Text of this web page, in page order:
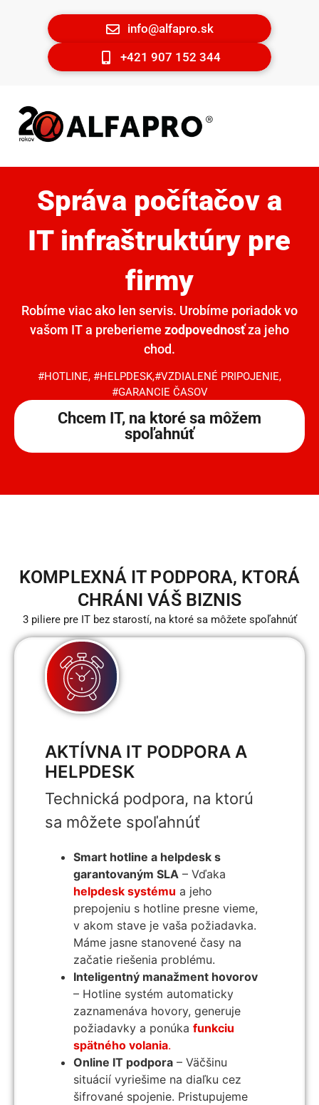
info@alfapro.sk
+421 907 152 344
Správa počítačov a
IT infraštruktúry pre
firmy
Robíme viac ako len servis. Urobíme poriadok vo
vašom IT a preberieme zodpovednosťza jeho
chod.
#HOTLINE, #HELPDESK,#VZDIALENÉ PRIPOJENIE,
#GARANCIE ČASOV
Chcem IT, na ktoré sa môžem
spoľahnúť
KOMPLEXNÁ IT PODPORA, KTORÁ
CHRÁNI VÁŠ BIZNIS
3 piliere pre IT bez starostí, na ktoré sa môžete spoľahnúť
AKTÍVNA IT PODPORA A
HELPDESK
Technická podpora, na ktorú
sa môžete spoľahnúť
Smart hotline a helpdesk s
garantovaným SLA – Vďaka
helpdesk systému a jeho
prepojeniu s hotline presne vieme,
v akom stave je vaša požiadavka.
Máme jasne stanovené časy na
začatie riešenia problému.
Inteligentný manažment hovorov
– Hotline systém automaticky
zaznamenáva hovory, generuje
požiadavky a ponúka funkciu
spätného volania.
Online IT podpora – Väčšinu
situácií vyriešime na diaľku cez
šifrované spojenie. Pristupujeme